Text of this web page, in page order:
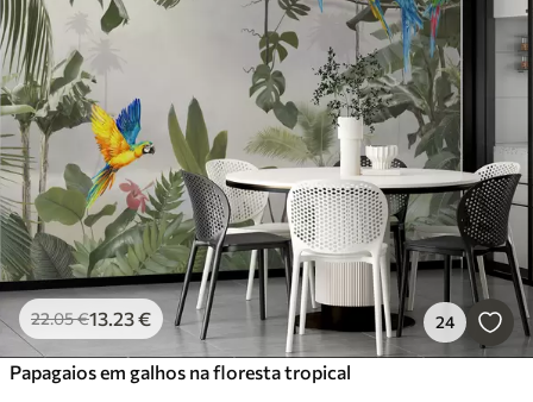
22.05€13.23€ 24
Papagaios em galhos na floresta tropical